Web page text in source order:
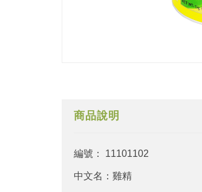
商品說明
編號： 11101102
中文名：雞精